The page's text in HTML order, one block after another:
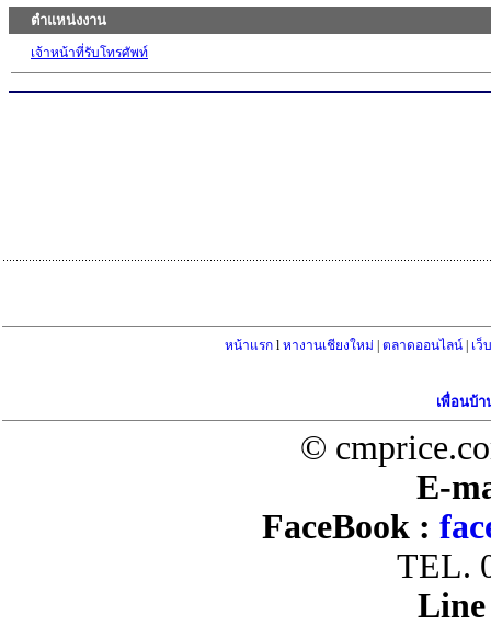
ตำแหน่งงาน
เจ้าหน้าที่รับโทรศัพท์
หน้าแรกl หางานเชียงใหม่ | ตลาดออนไลน์| เว็
เพื่อนบ้า
©
E-
FaceBook :
TEL.